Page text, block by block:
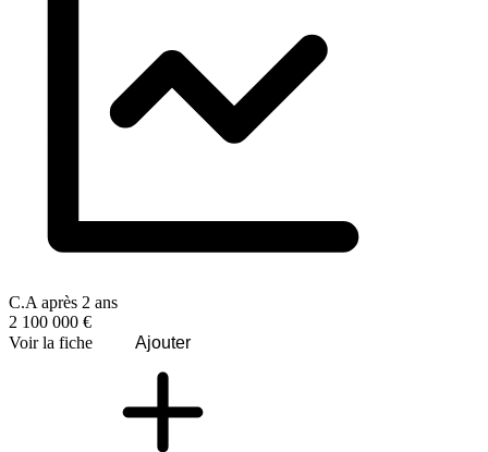
C.A après 2 ans
2 100 000 €
Voir la fiche
Ajouter